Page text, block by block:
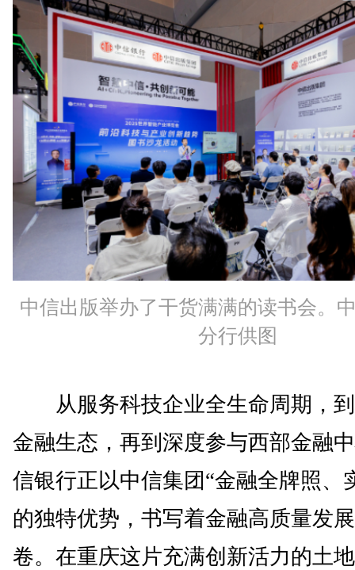
中信出版举办了干货满满的读书会。
分行供图
从服务科技企业全生命周期，到
金融生态，再到深度参与西部金融
信银行正以中信集团“金融全牌照、
的独特优势，书写着金融高质量发
卷。在重庆这片充满创新活力的土